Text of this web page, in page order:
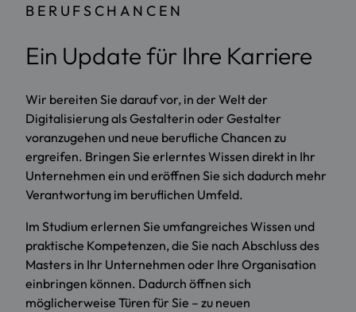
BERUFSCHANCEN
Ein Update für Ihre Karriere
Wir bereiten Sie darauf vor, in der Welt der
Digitalisierung als Gestalterin oder Gestalter
voranzugehen und neue berufliche Chancen zu
ergreifen. Bringen Sie erlerntes Wissen direkt in Ihr
Unternehmen ein und eröffnen Sie sich dadurch mehr
Verantwortung im beruflichen Umfeld.
Im Studium erlernen Sie umfangreiches Wissen und
praktische Kompetenzen, die Sie nach Abschluss des
Masters in Ihr Unternehmen oder Ihre Organisation
einbringen können. Dadurch öffnen sich
möglicherweise Türen für Sie – zu neuen